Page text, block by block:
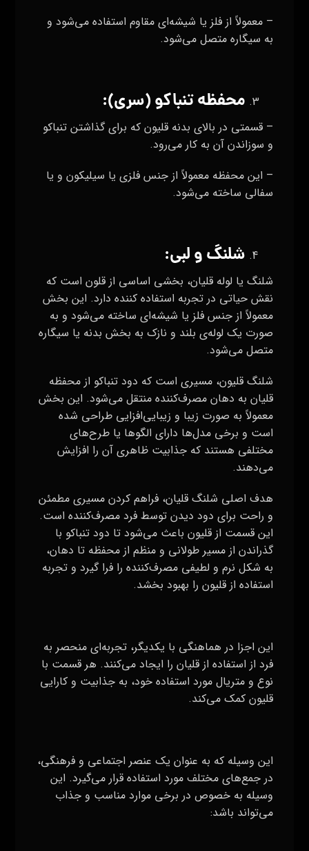
– معمولاً از فلز یا شیشه‌ای مقاوم استفاده می‌شود و
به سیگاره متصل می‌شود.
محفظه تنباکو (سری):
– قسمتی در بالای بدنه قلیون که برای گذاشتن تنباکو
و سوزاندن آن به کار می‌رود.
– این محفظه معمولاً از جنس فلزی یا سیلیکون و یا
سفالی ساخته می‌شود.
شلنگ و لبی:
شلنگ یا لوله قلیان، بخشی اساسی از قلون است که
نقش حیاتی در تجربه استفاده کننده دارد. این بخش
معمولاً از جنس فلز یا شیشه‌ای ساخته می‌شود و به
صورت یک لوله‌ی بلند و نازک به بخش بدنه یا سیگاره
متصل می‌شود.
شلنگ قلیون، مسیری است که دود تنباکو از محفظه
قلیان به دهان مصرف‌کننده منتقل می‌شود. این بخش
معمولاً به صورت زیبا و زیبایی‌افزایی طراحی شده
است و برخی مدل‌ها دارای الگوها یا طرح‌های
مختلفی هستند که جذابیت ظاهری آن را افزایش
می‌دهند.
هدف اصلی شلنگ قلیان، فراهم کردن مسیری مطمئن
و راحت برای دود دیدن توسط فرد مصرف‌کننده است.
این قسمت از قلیون باعث می‌شود تا دود تنباکو با
گذراندن از مسیر طولانی و منظم از محفظه تا دهان،
به شکل نرم و لطیفی مصرف‌کننده را فرا گیرد و تجربه
استفاده از قلیون را بهبود بخشد.
این اجزا در هماهنگی با یکدیگر، تجربه‌ای منحصر به
فرد از استفاده از قلیان را ایجاد می‌کنند. هر قسمت با
نوع و متریال مورد استفاده خود، به جذابیت و کارایی
قلیون کمک می‌کند.
این وسیله که به عنوان یک عنصر اجتماعی و فرهنگی،
در جمع‌های مختلف مورد استفاده قرار می‌گیرد. این
وسیله به خصوص در برخی موارد مناسب و جذاب
می‌تواند باشد: